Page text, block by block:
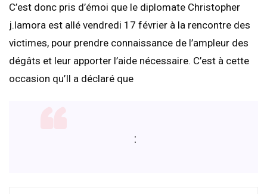
C’est donc pris d’émoi que le diplomate Christopher
j.lamora est allé vendredi 17 février à la rencontre des
victimes, pour prendre connaissance de l’ampleur des
dégâts et leur apporter l’aide nécessaire. C’est à cette
occasion qu’Il a déclaré que
: